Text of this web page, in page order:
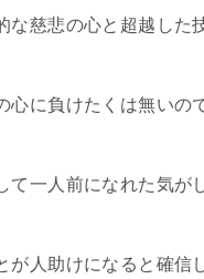
慈悲の心と超越した
に負けたくは無いの
一人前になれた気が
人助けになると確信